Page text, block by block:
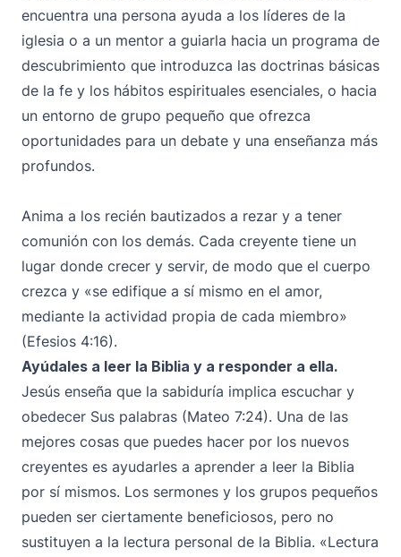
encuentra una persona ayuda a los líderes de la
iglesia o a un mentor a guiarla hacia un programa de
descubrimiento que introduzca las doctrinas básicas
de la fe y los hábitos espirituales esenciales, o hacia
un entorno de grupo pequeño que ofrezca
oportunidades para un debate y una enseñanza más
profundos.
Anima a los recién bautizados a rezar y a tener
comunión con los demás. Cada creyente tiene un
lugar donde crecer y servir, de modo que el cuerpo
crezca y «se edifique a sí mismo en el amor,
mediante la actividad propia de cada miembro»
(Efesios 4:16).
Ayúdales a leer la Biblia y a responder a ella.
Jesús enseña que la sabiduría implica escuchar y
obedecer Sus palabras (Mateo 7:24). Una de las
mejores cosas que puedes hacer por los nuevos
creyentes es ayudarles a aprender a leer la Biblia
por sí mismos. Los sermones y los grupos pequeños
pueden ser ciertamente beneficiosos, pero no
sustituyen a la lectura personal de la Biblia. «Lectura